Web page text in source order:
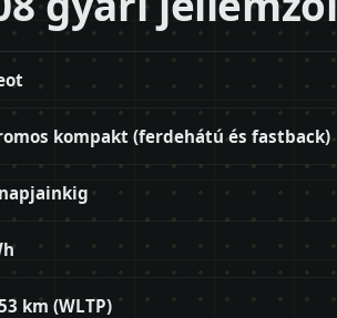
kompakt (ferdehátú és fastback)
km (WLTP)